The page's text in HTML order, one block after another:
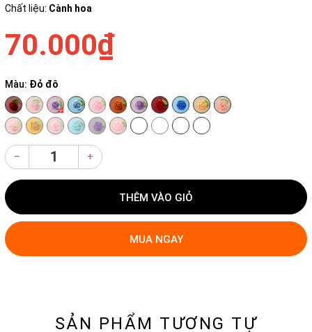
Chất liệu: Cành hoa
70.000₫
Màu: Đỏ đô
– +
THÊM VÀO GIỎ
MUA NGAY
SẢN PHẨM TƯƠNG TỰ